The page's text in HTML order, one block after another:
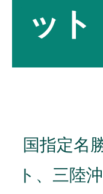
ット
国指定名
ト、三陸